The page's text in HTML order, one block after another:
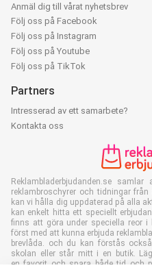
Anmäl dig till vårat nyhetsbrev
Följ oss på Facebook
Följ oss på Instagram
Följ oss på Youtube
Följ oss på TikTok
Partners
Intresserad av ett samarbete?
Kontakta oss
Reklambladerbjudanden.se
reklambroschyrer och tidningar
kan vi hålla dig uppdaterad på alla
kan enkelt hitta ett speciellt
finns att göra under speciella reor
först med att kunna erbjuda
brevlåda. och du kan förstås
skolan eller står mitt i en butik.
en favorit och spara både tid och